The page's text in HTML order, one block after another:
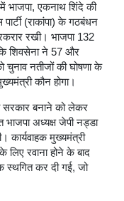
भाजपा, एकनाथ शिंदे की
(राकांपा) के गठबंधन
रखी। भाजपा 132
शिवसेना ने 57 और
चुनाव नतीजों की घोषणा के
कौन होगा।
सरकार बनाने को लेकर
अध्यक्ष जेपी नड्डा
कार्यवाहक मुख्यमंत्री
रवाना होने के बाद
स्थगित कर दी गई, जो